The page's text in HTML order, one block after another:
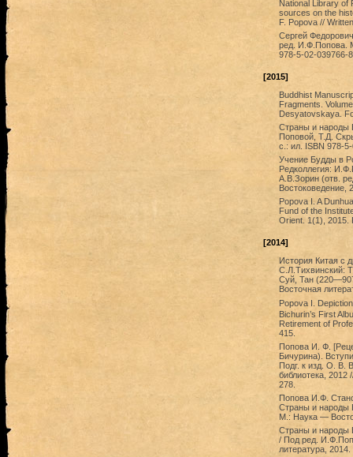
National Library of
sources on the
F. Popova //
Сергей
ред. И.Ф.Попова.
978-5-02-039766-
[2015]
Buddhist
Fragments.
Desyatovskaya.
Страны и народы
Поповой, Т.Д.
с.: ил. ISBN 978-
Учение Будды в
Редколлегия:
А.В.Зорин (отв.
Востоковедение,
Popova I. A
Fund of the
Orient. 1(1), 2015.
[2014]
История Китая с
C.Л.Тихвинский:
Суй, Тан
Восточная
Popova I.
Bichurin’s First
Retirement of
415.
Попова И. Ф.
Бичурина).
Подг. к изд. О. В.
библиотека,
278.
Попова И.Ф.
Страны и народы
М.: Наука —
Страны и народы
/ Под ред.
литература,